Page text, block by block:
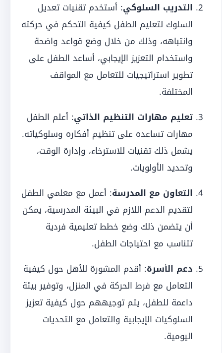
التدريب السلوكي: أستخدم تقنيات تعديل
السلوك لتعليم الطفل كيفية التحكم في حركته
وانتباهه، وذلك من خلال وضع قواعد واضحة
واستخدام التعزيز الإيجابي، أساعد الطفل على
تطوير استراتيجيات للتعامل مع المواقف
المختلفة.
تعليم مهارات التنظيم الذاتي: أعلم الطفل
مهارات تساعده على تنظيم أفكاره وسلوكياته.
يشمل ذلك تقنيات للاسترخاء، وإدارة الوقت،
وتحديد الأولويات.
التعاون مع المدرسة: أعمل مع معلمي الطفل
لتقديم الدعم اللازم في البيئة المدرسية، يمكن
أن يتضمن ذلك وضع خطط تعليمية فردية
تتناسب مع احتياجات الطفل.
دعم الأسرة: أقدم المشورة للأهل حول كيفية
التعامل مع فرط الحركة في المنزل، وتوفير بيئة
داعمة للطفل، يتم توجيههم حول كيفية تعزيز
السلوكيات الإيجابية والتعامل مع التحديات
اليومية.